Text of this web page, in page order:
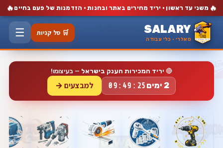
🔥 משני עד ראשון · יריד מחירים באתר ובחנות · הזדמנות של פעם בחיים 🔥
SALARY
סאלרי · כלי עבודה
🛒 סל קניות ☰
🔴 יריד המכירות הענק בישראל — בעיצומו!
2 ימים 09:49:24 למבצעים →